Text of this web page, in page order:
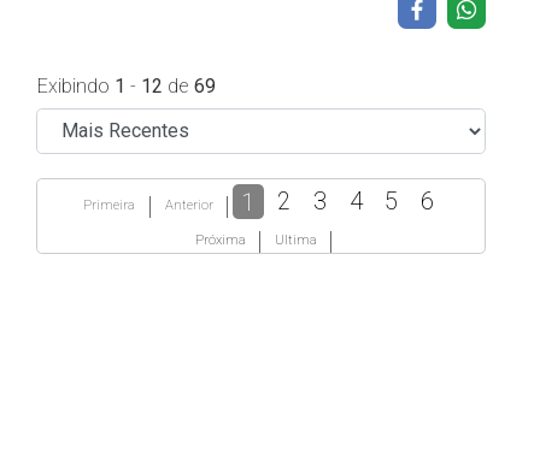
Exibindo 1 - 12 de 69
Primeira Anterior 1 2 3 4 5 6
Próxima Ultima